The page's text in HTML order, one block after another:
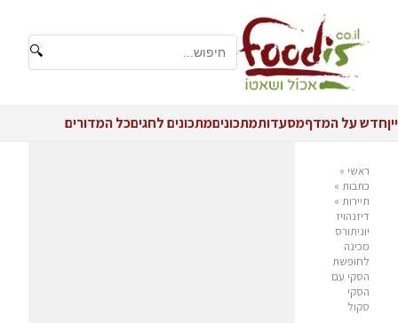
🔍
ייןחדש על המדףמסעדותמתכוניםמתכונים לחגיםכל המדורים
ראשי »
כתבות »
תיירות »
דיזנהויז
יוניתורס
מכינה
לחופשת
הסקי עם
הסקי
סקול